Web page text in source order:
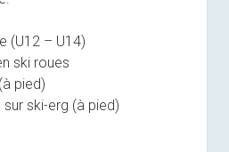
(U12 – U14)
ski roues
pied)
ski-erg (à pied)